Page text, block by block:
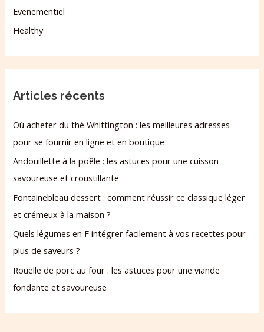
Evenementiel
Healthy
Articles récents
Où acheter du thé Whittington : les meilleures adresses
pour se fournir en ligne et en boutique
Andouillette à la poêle : les astuces pour une cuisson
savoureuse et croustillante
Fontainebleau dessert : comment réussir ce classique léger
et crémeux à la maison ?
Quels légumes en F intégrer facilement à vos recettes pour
plus de saveurs ?
Rouelle de porc au four : les astuces pour une viande
fondante et savoureuse